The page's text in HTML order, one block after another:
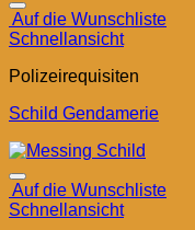
Auf die Wunschliste
Schnellansicht
Polizeirequisiten
Schild Gendamerie
Auf die Wunschliste
Schnellansicht